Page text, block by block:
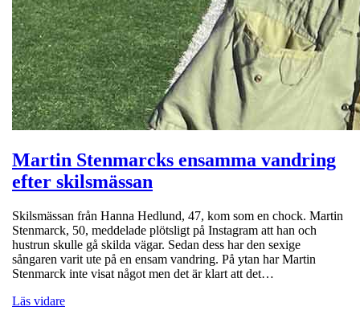
Martin Stenmarcks ensamma vandring
efter skilsmässan
Skilsmässan från Hanna Hedlund, 47, kom som en chock. Martin
Stenmarck, 50, meddelade plötsligt på Instagram att han och
hustrun skulle gå skilda vägar. Sedan dess har den sexige
sångaren varit ute på en ensam vandring. På ytan har Martin
Stenmarck inte visat något men det är klart att det…
Läs vidare